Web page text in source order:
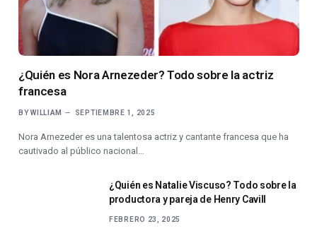
¿Quién es Nora Arnezeder? Todo sobre la actriz
francesa
BY WILLIAM SEPTIEMBRE 1, 2025
Nora Arnezeder es una talentosa actriz y cantante francesa que ha
cautivado al público nacional…
¿Quién es Natalie Viscuso? Todo sobre la
productora y pareja de Henry Cavill
FEBRERO 23, 2025